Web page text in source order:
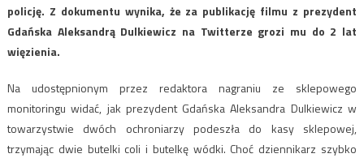
policję. Z dokumentu wynika, że za publikację filmu z prezydent
Gdańska Aleksandrą Dulkiewicz na Twitterze grozi mu do 2 lat
więzienia.
Na udostępnionym przez redaktora nagraniu ze sklepowego
monitoringu widać, jak prezydent Gdańska Aleksandra Dulkiewicz w
towarzystwie dwóch ochroniarzy podeszła do kasy sklepowej,
trzymając dwie butelki coli i butelkę wódki. Choć dziennikarz szybko